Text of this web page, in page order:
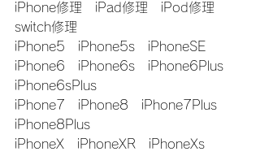
iPhone修理　iPad修理　iPod修理
switch修理
iPhone5　iPhone5s　iPhoneSE
iPhone6　iPhone6s　iPhone6Plus
iPhone6sPlus
iPhone7　iPhone8　iPhone7Plus
iPhone8Plus
iPhoneX　iPhoneXR　iPhoneXs